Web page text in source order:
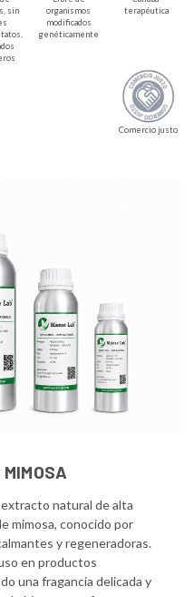
sin
organismos
modificados
genéticamente
terapéutica
Comercio justo
natural de alta
mimosa, conocido por
y regeneradoras.
en productos
una fragancia delicada y